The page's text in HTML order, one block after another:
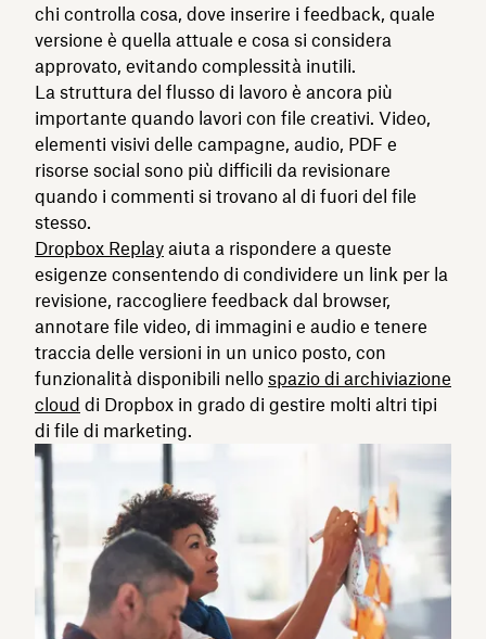
chi controlla cosa, dove inserire i feedback, quale
versione è quella attuale e cosa si considera
approvato, evitando complessità inutili.
La struttura del flusso di lavoro è ancora più
importante quando lavori con file creativi. Video,
elementi visivi delle campagne, audio, PDF e
risorse social sono più difficili da revisionare
quando i commenti si trovano al di fuori del file
stesso.
Dropbox Replay aiuta a rispondere a queste
esigenze consentendo di condividere un link per la
revisione, raccogliere feedback dal browser,
annotare file video, di immagini e audio e tenere
traccia delle versioni in un unico posto, con
funzionalità disponibili nello spazio di archiviazione
cloud di Dropbox in grado di gestire molti altri tipi
di file di marketing.